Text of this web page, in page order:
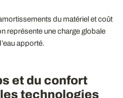
du matériel et coût
représente une charge globale
apporté.
et du confort
technologies